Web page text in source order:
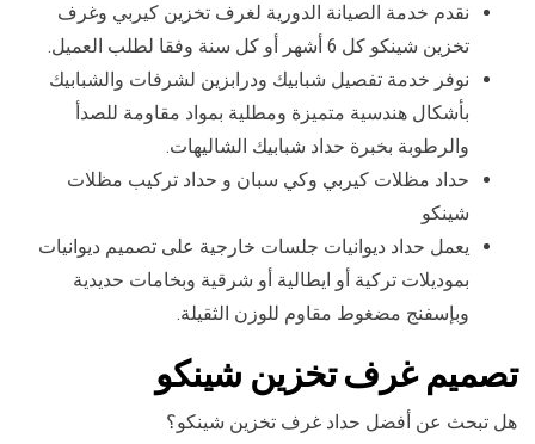
نقدم خدمة الصيانة الدورية لغرف تخزين كيربي وغرف
تخزين شينكو كل 6 أشهر أو كل سنة وفقا لطلب العميل.
نوفر خدمة تفصيل شبابيك ودرابزين لشرفات والشبابيك
بأشكال هندسية متميزة ومطلية بمواد مقاومة للصدأ
والرطوبة بخبرة حداد شبابيك الشاليهات.
حداد مظلات كيربي وكي سبان و حداد تركيب مظلات
شينكو
يعمل حداد ديوانيات جلسات خارجية على تصميم ديوانيات
بموديلات تركية أو ايطالية أو شرقية وبخامات حديدية
وبإسفنج مضغوط مقاوم للوزن الثقيلة.
تصميم غرف تخزين شينكو
هل تبحث عن أفضل حداد غرف تخزين شينكو؟